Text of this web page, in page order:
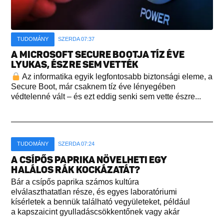
TUDOMÁNY SZERDA 07:37
A MICROSOFT SECURE BOOTJA TÍZ ÉVE
LYUKAS, ÉSZRE SEM VETTÉK
Az informatika egyik legfontosabb biztonsági eleme, a
Secure Boot, már csaknem tíz éve lényegében
védtelenné vált – és ezt eddig senki sem vette észre...
TUDOMÁNY SZERDA 07:24
A CSÍPŐS PAPRIKA NÖVELHETI EGY
HALÁLOS RÁK KOCKÁZATÁT?
Bár a csípős paprika számos kultúra
elválaszthatatlan része, és egyes laboratóriumi
kísérletek a bennük található vegyületeket, például
a kapszaicint gyulladáscsökkentőnek vagy akár